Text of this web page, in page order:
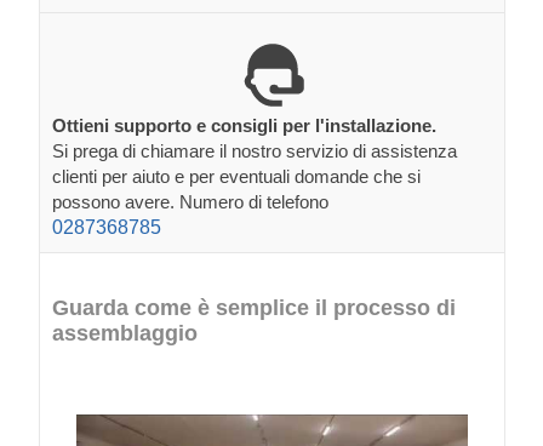
Ottieni supporto e consigli per l'installazione.
Si prega di chiamare il nostro servizio di assistenza
clienti per aiuto e per eventuali domande che si
possono avere. Numero di telefono
0287368785
Guarda come è semplice il processo di
assemblaggio